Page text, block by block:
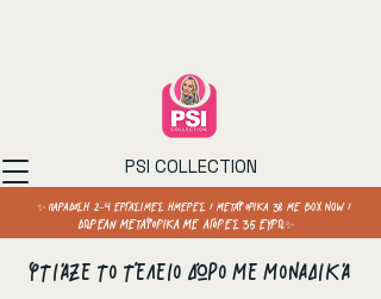
PSI COLLECTION
✨ ΠΑΡΑΔΟΣΗ 2–4 ΕΡΓΑΣΙΜΕΣ ΗΜΕΡΕΣ / ΜΕΤΑΦΟΡΙΚΑ 3€ ΜΕ BOX NOW /
ΔΩΡΕΑΝ ΜΕΤΑΦΟΡΙΚΑ ΜΕ ΑΓΟΡΕΣ 35 ΕΥΡΩ✨
Φτιάξε το τέλειο δώρο με μοναδικά